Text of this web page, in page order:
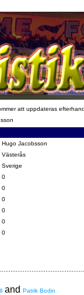
att uppdateras
Hugo Jacobsson
Västerås
Sverige
0
0
0
0
0
0
and Patrik Bodin